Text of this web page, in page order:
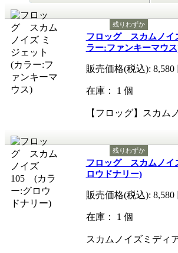
残りわずか
フロッグ スカムノ
ラー:ファンキーマウ
販売価格(税込): 8,580
在庫： 1 個
【フロッグ】スカム
残りわずか
フロッグ スカムノ
ロウドナリー)
販売価格(税込): 8,580
在庫： 1 個
スカムノイズミディ